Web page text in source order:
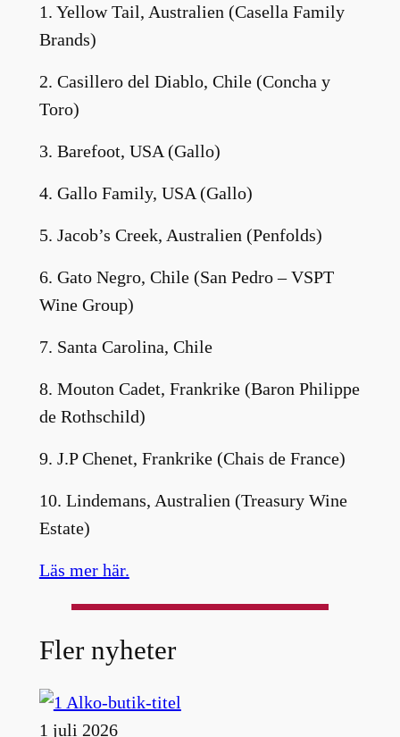
1. Yellow Tail, Australien (Casella Family
Brands)
2. Casillero del Diablo, Chile (Concha y
Toro)
3. Barefoot, USA (Gallo)
4. Gallo Family, USA (Gallo)
5. Jacob’s Creek, Australien (Penfolds)
6. Gato Negro, Chile (San Pedro – VSPT
Wine Group)
7. Santa Carolina, Chile
8. Mouton Cadet, Frankrike (Baron Philippe
de Rothschild)
9. J.P Chenet, Frankrike (Chais de France)
10. Lindemans, Australien (Treasury Wine
Estate)
Läs mer här.
Fler nyheter
1 juli 2026